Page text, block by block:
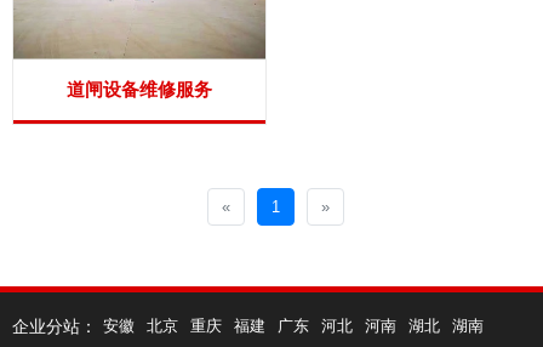
道闸设备维修服务
« 1 »
企业分站： 安徽 北京 重庆 福建 广东 河北 河南 湖北
湖南